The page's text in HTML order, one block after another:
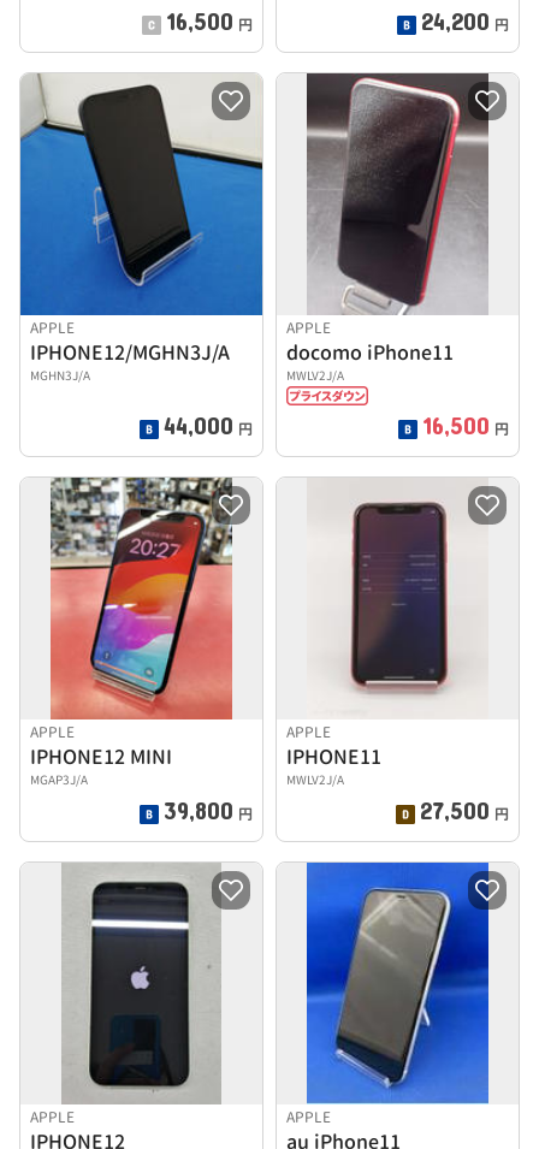
16,500 円 24,200 円
APPLE
IPHONE12/MGHN3J/A
MGHN3J/A
44,000 円
APPLE
docomo iPhone11
MWLV2J/A
16,500 円
APPLE
IPHONE12 MINI
MGAP3J/A
39,800 円
APPLE
IPHONE11
MWLV2J/A
27,500 円
APPLE
IPHONE12
APPLE
au iPhone11